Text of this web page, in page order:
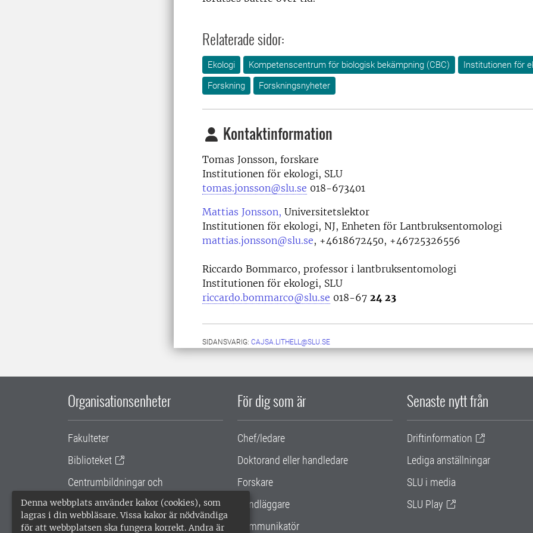
Denna webbplats använder kakor (cookies), som
lagras i din webbläsare. Vissa kakor är nödvändiga
för att webbplatsen ska fungera korrekt. Andra är
Relaterade sidor:
Ekologi Kompetenscentrum för biologisk bekämpning (CBC)
Institutionen för
Forskning
Forskningsnyheter
Kontaktinformation
Tomas Jonsson, forskare
Institutionen för ekologi, SLU
tomas.jonsson@slu.se 018-673401
Mattias Jonsson, Universitetslektor
Institutionen för ekologi, NJ, Enheten för Lantbruksentomologi
mattias.jonsson@slu.se, +4618672450, +46725326556
Riccardo Bommarco, professor i lantbruksentomologi
Institutionen för ekologi, SLU
riccardo.bommarco@slu.se 018-67 24 23
SIDANSVARIG: CAJSA.LITHELL@SLU.SE
Organisationsenheter
Fakulteter
Biblioteket
Centrumbildningar och
samarbetsprojekt
Gemensamma verksamhetsstödet
För dig som är
Chef/ledare
Doktorand eller handledare
Forskare
Handläggare
Kommunikatör
Senaste nytt från
Driftinformation
Lediga anställningar
SLU i media
SLU Play